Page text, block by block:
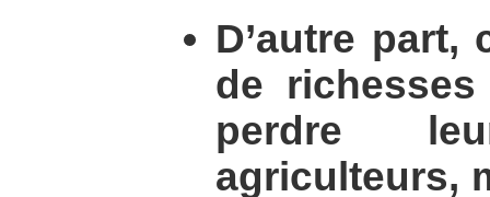
D’autre part,
de
perdre
agriculteurs,